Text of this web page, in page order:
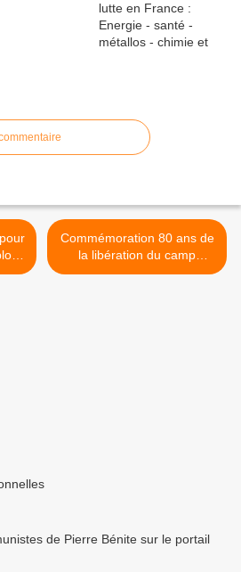
de
Commémoration 80 ans de
la libération du camp
d’Auschwitz. Prise de parole
de Pierre Bénite sur le portail